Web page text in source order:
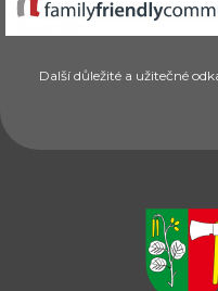
Další důležité a užitečné